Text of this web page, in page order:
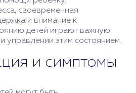
своевременная
и внимание к
детей играют важную
управлении этим состоянием.
и симптомы